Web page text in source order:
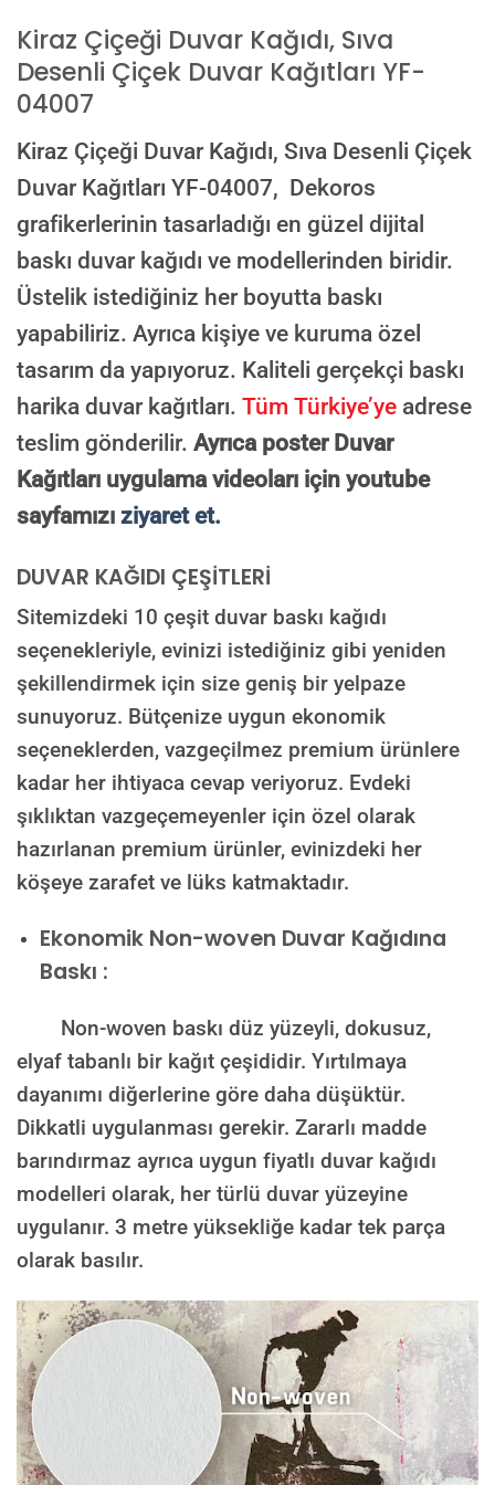
E-posta ile de gönderebilirsiniz:
info@dekoros.com
NOTLAR
Süreç Bilgilendirmesi
Görseliniz baskıya alınmadan önce ölçüye göre düzenlenmiş son hali
onayınıza gönderilir. Onayınızdan sonra üretim yapılır.
AI TASARIMIYLA SIPARIŞ VER
ONAYINIZDAN SONRA BASKIYA GEÇILECEK
Kiraz Çiçeği Duvar Kağıdı, Sıva
Desenli Çiçek Duvar Kağıtları YF-
04007
Kiraz Çiçeği Duvar Kağıdı, Sıva Desenli Çiçek
Duvar Kağıtları YF-04007, Dekoros
grafikerlerinin tasarladığı en güzel dijital
baskı duvar kağıdı ve modellerinden biridir.
Üstelik istediğiniz her boyutta baskı
yapabiliriz. Ayrıca kişiye ve kuruma özel
tasarım da yapıyoruz. Kaliteli gerçekçi baskı
harika duvar kağıtları. Tüm Türkiye’ye adrese
teslim gönderilir. Ayrıca poster Duvar
Kağıtları uygulama videoları için youtube
sayfamızı ziyaret et.
DUVAR KAĞIDI ÇEŞİTLERİ
Sitemizdeki 10 çeşit duvar baskı kağıdı
seçenekleriyle, evinizi istediğiniz gibi yeniden
şekillendirmek için size geniş bir yelpaze
sunuyoruz. Bütçenize uygun ekonomik
seçeneklerden, vazgeçilmez premium ürünlere
kadar her ihtiyaca cevap veriyoruz. Evdeki
şıklıktan vazgeçemeyenler için özel olarak
hazırlanan premium ürünler, evinizdeki her
köşeye zarafet ve lüks katmaktadır.
Ekonomik Non-woven Duvar Kağıdına
Baskı :
Non-woven baskı düz yüzeyli, dokusuz,
elyaf tabanlı bir kağıt çeşididir. Yırtılmaya
dayanımı diğerlerine göre daha düşüktür.
Dikkatli uygulanması gerekir. Zararlı madde
barındırmaz ayrıca uygun fiyatlı duvar kağıdı
modelleri olarak, her türlü duvar yüzeyine
uygulanır. 3 metre yüksekliğe kadar tek parça
olarak basılır.